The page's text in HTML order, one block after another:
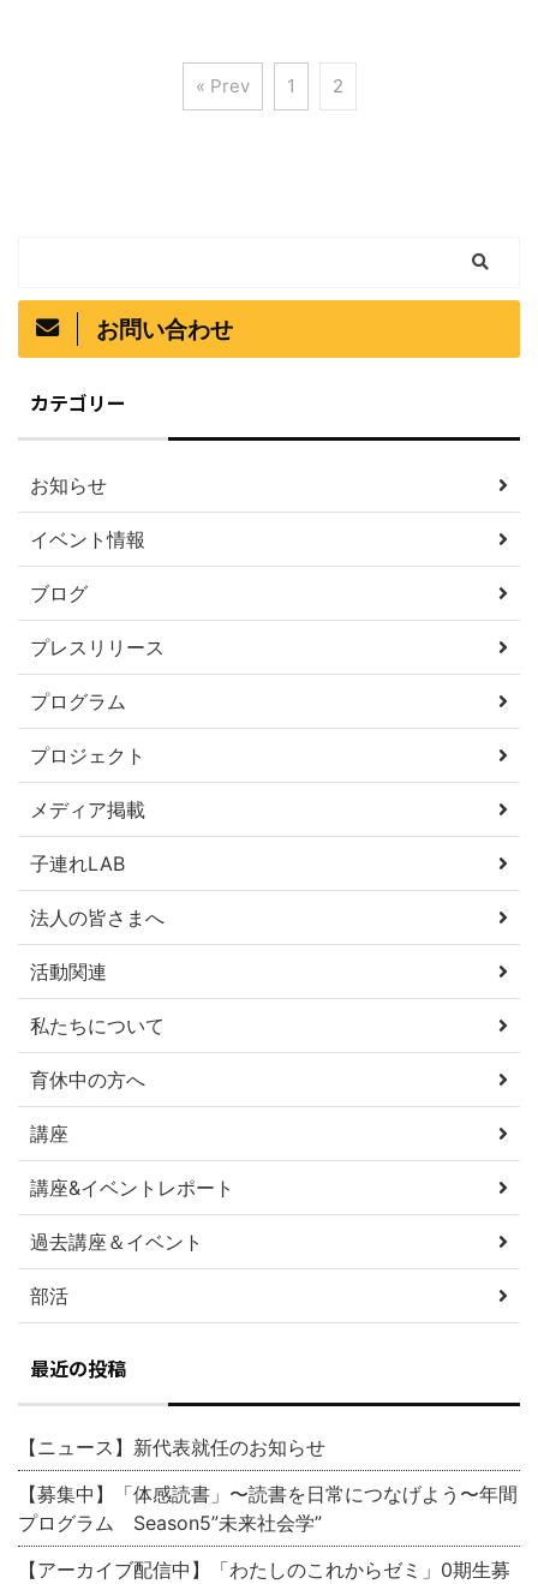
« Prev 1 2
お問い合わせ
カテゴリー
お知らせ
イベント情報
ブログ
プレスリリース
プログラム
プロジェクト
メディア掲載
子連れLAB
法人の皆さまへ
活動関連
私たちについて
育休中の方へ
講座
講座&イベントレポート
過去講座＆イベント
部活
最近の投稿
【ニュース】新代表就任のお知らせ
【募集中】「体感読書」〜読書を日常につなげよう〜年間
プログラム Season5”未来社会学”
【アーカイブ配信中】「わたしのこれからゼミ」0期生募